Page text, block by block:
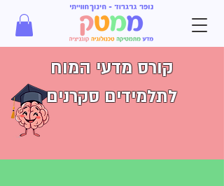
קורס מדעי המוח
לתלמידים סקרנים